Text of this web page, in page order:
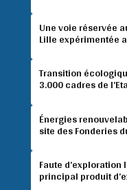
Une voie réservée
Lille expérimentée
Transition
3.000 cadres de
Énergies
site des Fonderies
Faute
principal produit